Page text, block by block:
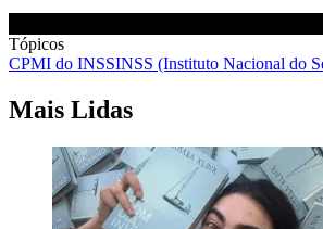
Tópicos
CPMI do INSSINSS (Instituto Nacional do
Mais Lidas